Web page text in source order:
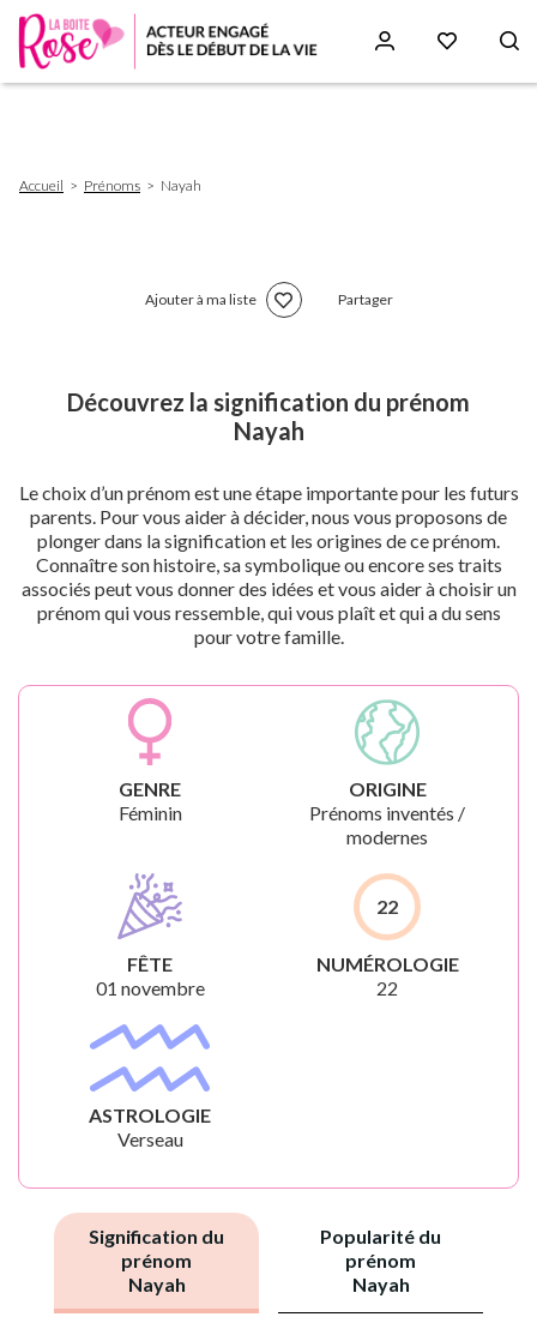
d'Ariane
Accueil Prénoms Nayah
Ajouter à ma liste Partager
Découvrez la signification du prénom
Nayah
Le choix d’un prénom est une étape importante pour les futurs
parents. Pour vous aider à décider, nous vous proposons de
plonger dans la signification et les origines de ce prénom.
Connaître son histoire, sa symbolique ou encore ses traits
associés peut vous donner des idées et vous aider à choisir un
prénom qui vous ressemble, qui vous plaît et qui a du sens
pour votre famille.
GENRE
Féminin
ORIGINE
Prénoms inventés /
modernes
FÊTE
01 novembre
22
NUMÉROLOGIE
22
ASTROLOGIE
Verseau
Signification du
prénom
Nayah
Popularité du
prénom
Nayah